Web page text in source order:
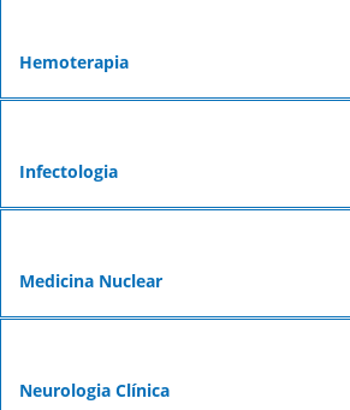
Hemoterapia
Infectologia
Medicina Nuclear
Neurologia Clínica